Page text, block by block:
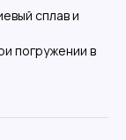
сплав и
погружении в